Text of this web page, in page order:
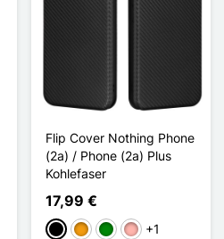
Flip Cover Nothing Phone
(2a) / Phone (2a) Plus
Kohlefaser
17,99 €
Schwarz
Orange
GrünRoségold
+1